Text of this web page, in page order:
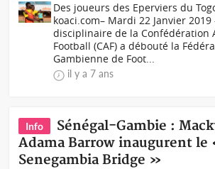
Des joueurs des Eperviers du
koaci.com– Mardi 22 Janvier 2019
disciplinaire de la Confédération
Football (CAF) a débouté la
Gambienne de Foot...
il y a 7 ans
Info
Sénégal-Gambie :
Adama Barrow inaugurent le
Senegambia Bridge »